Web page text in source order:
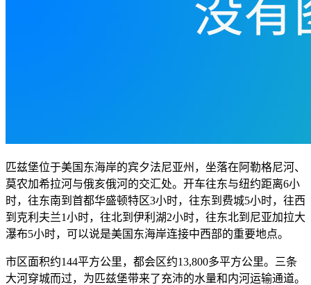
匹兹堡位于美国东海岸的宾夕法尼亚州，坐落在阿勒格尼河、
莫农加希拉河与俄亥俄河的交汇处。开车往东与纽约距离6小
时，往东南到首都华盛顿特区3小时，往东到费城5小时，往西
到克利夫兰1小时，往北到伊利湖2小时，往东北到尼亚加拉大
瀑布5小时，可以说是美国东海岸连接中西部的重要地点。
市区面积约144平方公里，都会区约13,800多平方公里。三条
大河穿城而过，为匹兹堡带来了充沛的水量和内河运输通道。